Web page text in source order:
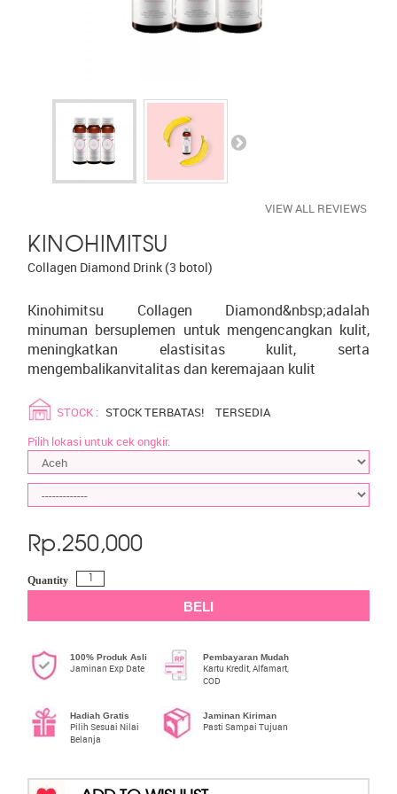
KINOHIMITSU
Collagen Diamond Drink (3 botol)
Kinohimitsu Collagen Diamond&nbsp;adalah
minuman bersuplemen untuk mengencangkan kulit,
meningkatkan elastisitas kulit, serta
mengembalikanvitalitas dan keremajaan kulit
VIEW ALL REVIEWS
STOCK : STOCK TERBATAS!
TERSEDIA
Pilih lokasi untuk cek ongkir.
Rp.250,000
Quantity
BELI
100% Produk Asli
Jaminan Exp Date
Pembayaran Mudah
Kartu Kredit, Alfamart,
COD
Hadiah Gratis
Pilih Sesuai Nilai
Belanja
Jaminan Kiriman
Pasti Sampai Tujuan